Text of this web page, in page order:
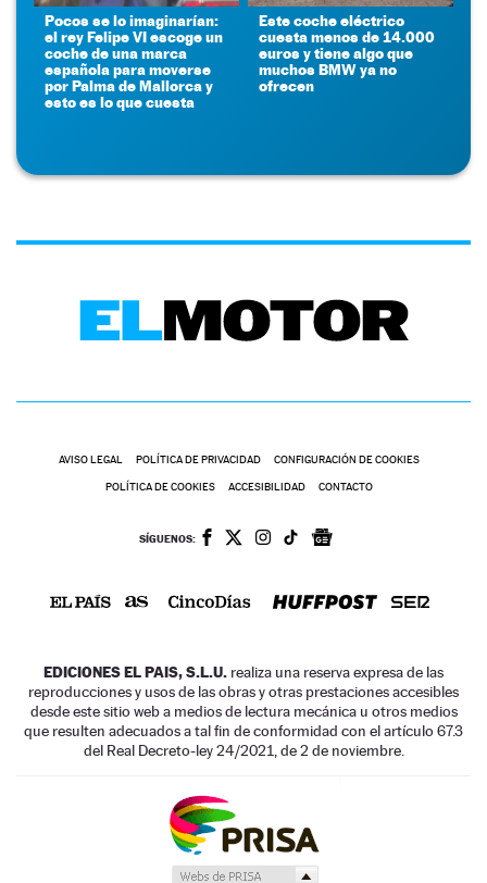
Pocos se lo imaginarían:
el rey Felipe VI escoge un
coche de una marca
española para moverse
por Palma de Mallorca y
esto es lo que cuesta
Este coche eléctrico
cuesta menos de 14.000
euros y tiene algo que
muchos BMW ya no
ofrecen
AVISO LEGAL POLÍTICA DE PRIVACIDAD CONFIGURACIÓN DE COOKIES
POLÍTICA DE COOKIES ACCESIBILIDAD CONTACTO
SÍGUENOS:
EDICIONES EL PAIS, S.L.U. realiza una reserva expresa de las
reproducciones y usos de las obras y otras prestaciones accesibles
desde este sitio web a medios de lectura mecánica u otros medios
que resulten adecuados a tal fin de conformidad con el artículo 67.3
del Real Decreto-ley 24/2021, de 2 de noviembre.